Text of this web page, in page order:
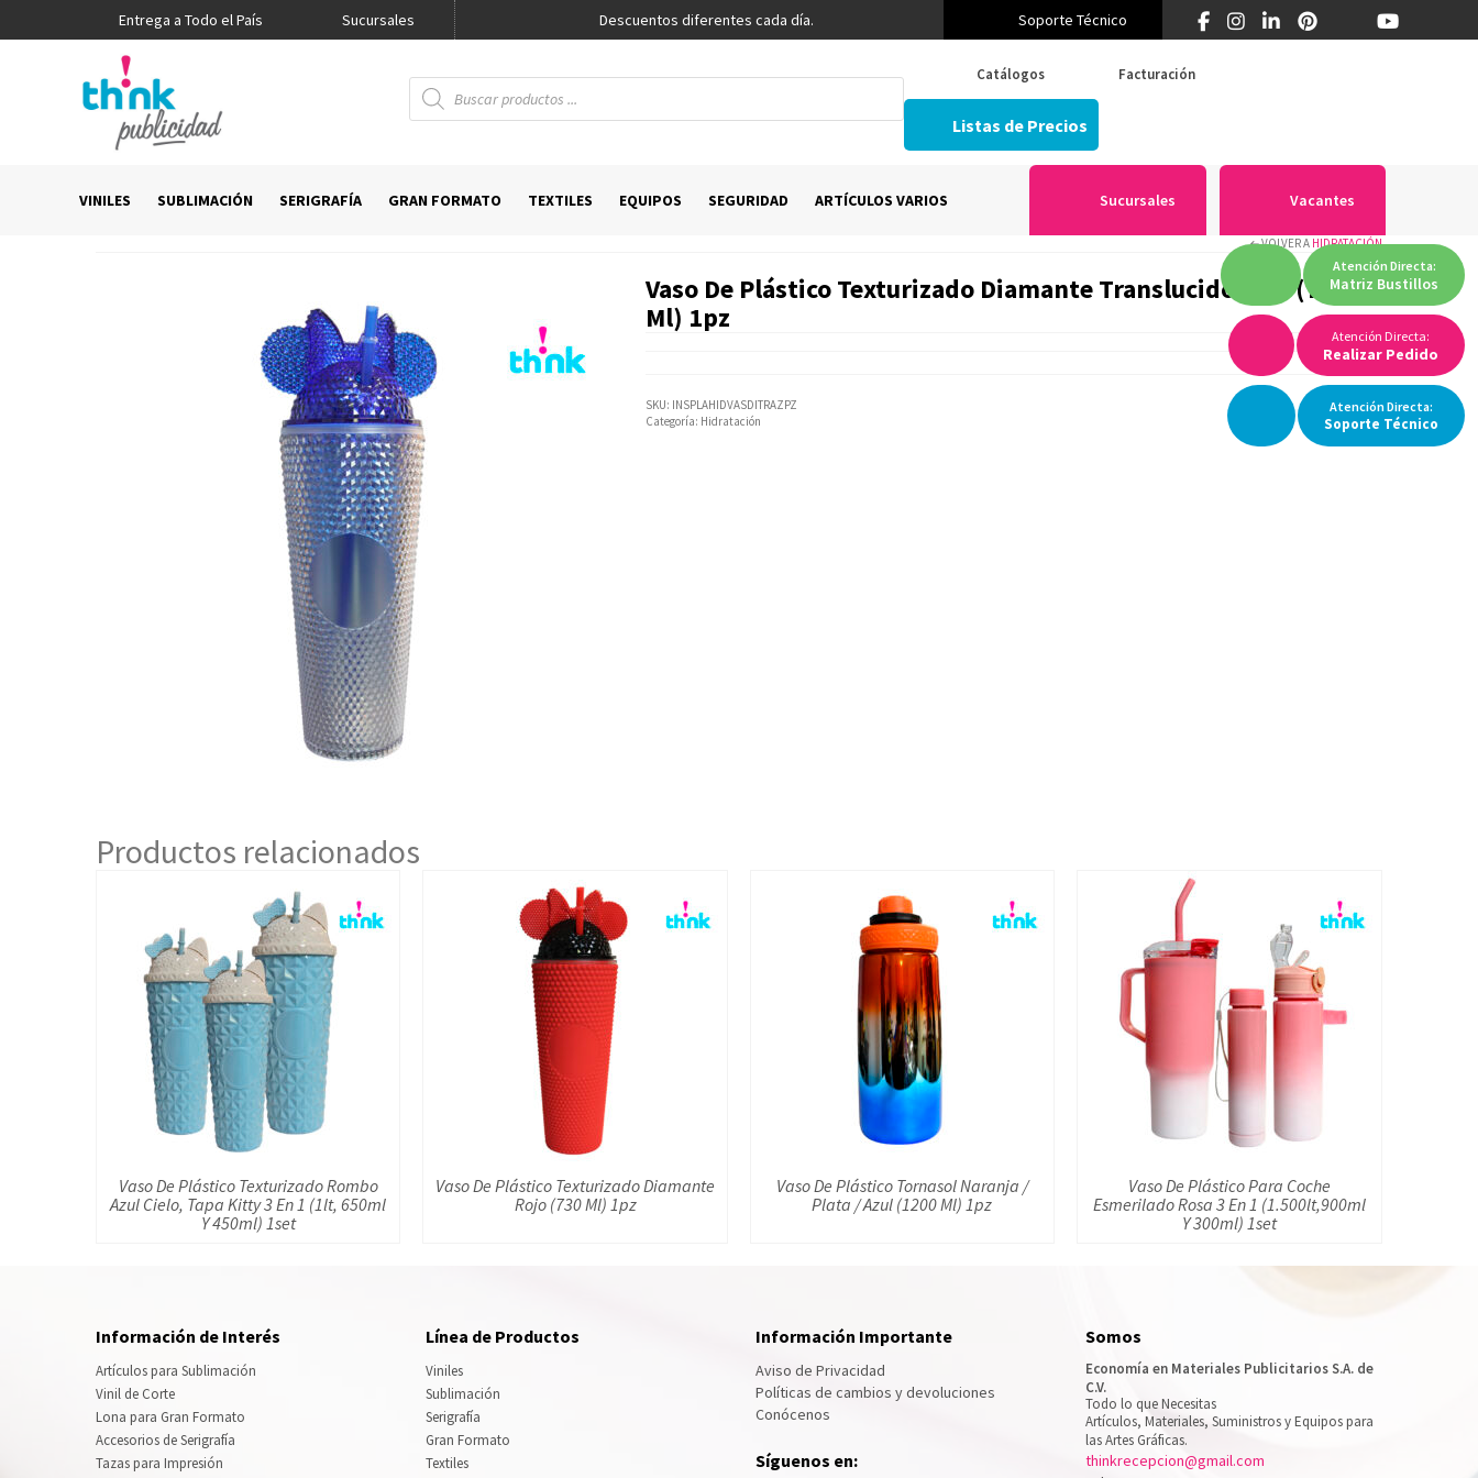
Entrega a Todo el País Sucursales
Promo Think Descuentos diferentes cada día. ¿Primera vez en Think? 55 5519 5346
Soporte Técnico
Atención Directa:
Realizar Pedido
Búsqueda
de
productos
Catálogos Facturación
Listas de Precios
AtenciónDirecta:
Soporte Técnico
VINILES SUBLIMACIÓN SERIGRAFÍA GRAN FORMATO TEXTILES EQUIPOS SEGURIDAD ARTÍCULOS VARIOS Sucursales Vacantes
Atención Directa:
Matriz Bustillos
VOLVER A HIDRATACIÓN
Vaso De Plástico Texturizado Diamante Translucido Azul (730
Ml) 1pz
SKU: INSPLAHIDVASDITRAZPZ
Categoría: Hidratación
Productos relacionados
Vaso De Plástico Texturizado Rombo
Azul Cielo, Tapa Kitty 3 En 1 (1lt, 650ml
Y 450ml) 1set
Vaso De Plástico Texturizado Diamante
Rojo (730 Ml) 1pz
Vaso De Plástico Tornasol Naranja /
Plata / Azul (1200 Ml) 1pz
Vaso De Plástico Para Coche
Esmerilado Rosa 3 En 1 (1.500lt,900ml
Y 300ml) 1set
Información de Interés
Artículos para Sublimación
Vinil de Corte
Lona para Gran Formato
Accesorios de Serigrafía
Tazas para Impresión
Línea de Productos
Viniles
Sublimación
Serigrafía
Gran Formato
Textiles
Información Importante
Aviso de Privacidad
Políticas de cambios y devoluciones
Conócenos
Síguenos en:
Somos
Economía en Materiales Publicitarios S.A. de
C.V.
Todo lo que Necesitas
Artículos, Materiales, Suministros y Equipos para
las Artes Gráficas.
thinkrecepcion@gmail.com